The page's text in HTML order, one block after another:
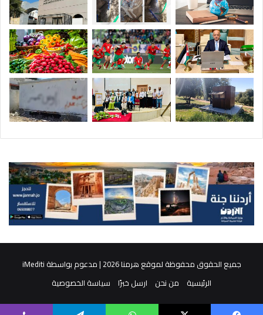
جميع الحقوق محفوظة لموقع هرمنا 2026 | مدعوم بواسطة
iMediti
الرئيسية
من نحن ارسل خبرًا سياسة الخصوصية